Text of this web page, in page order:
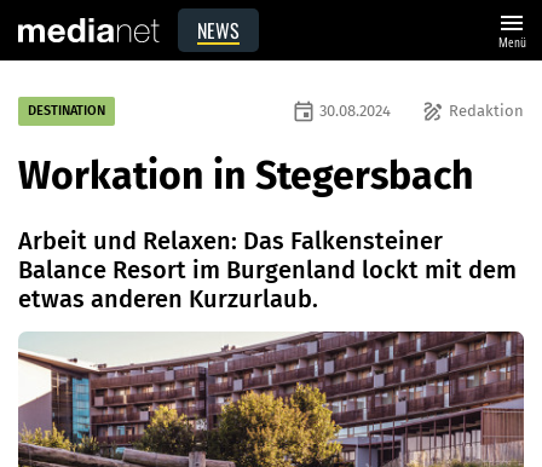
NEWS menu
Menü
DESTINATION draw Redaktion
event 30.08.2024
Workation in Stegersbach
Arbeit und Relaxen: Das Falkensteiner
Balance Resort im Burgenland lockt mit dem
etwas anderen Kurzurlaub.